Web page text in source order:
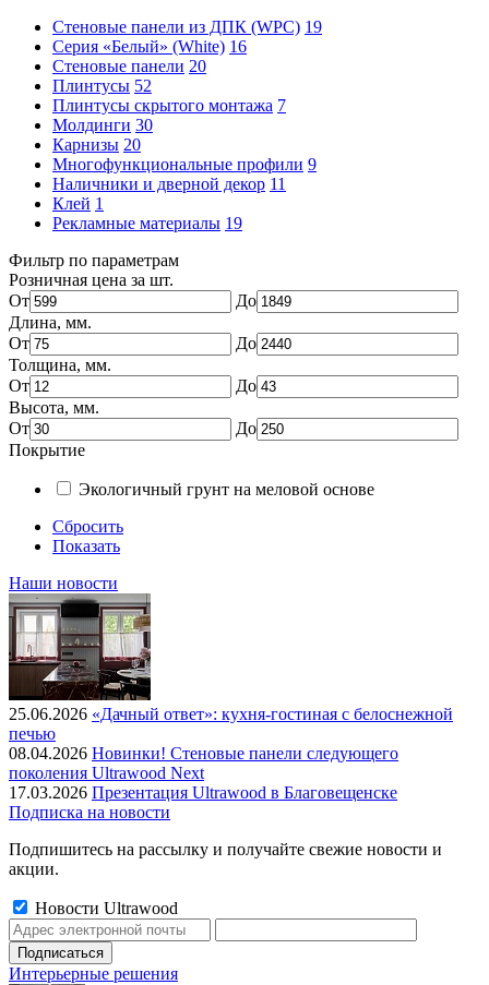
Стеновые панели из ДПК (WPC) 19
Серия «Белый» (White) 16
Стеновые панели 20
Плинтусы 52
Плинтусы скрытого монтажа 7
Молдинги 30
Карнизы 20
Многофункциональные профили 9
Наличники и дверной декор 11
Клей 1
Рекламные материалы 19
Фильтр по параметрам
Розничная цена за шт.
От
До
Длина, мм.
От
До
Толщина, мм.
От
До
Высота, мм.
От
До
Покрытие
Экологичный грунт на меловой основе
Сбросить
Показать
Наши новости
25.06.2026 «Дачный ответ»: кухня-гостиная с белоснежной
печью
08.04.2026 Новинки! Стеновые панели следующего
поколения Ultrawood Next
17.03.2026 Презентация Ultrawood в Благовещенске
Подписка на новости
Подпишитесь на рассылку и получайте свежие новости и
акции.
Новости Ultrawood
Интерьерные решения